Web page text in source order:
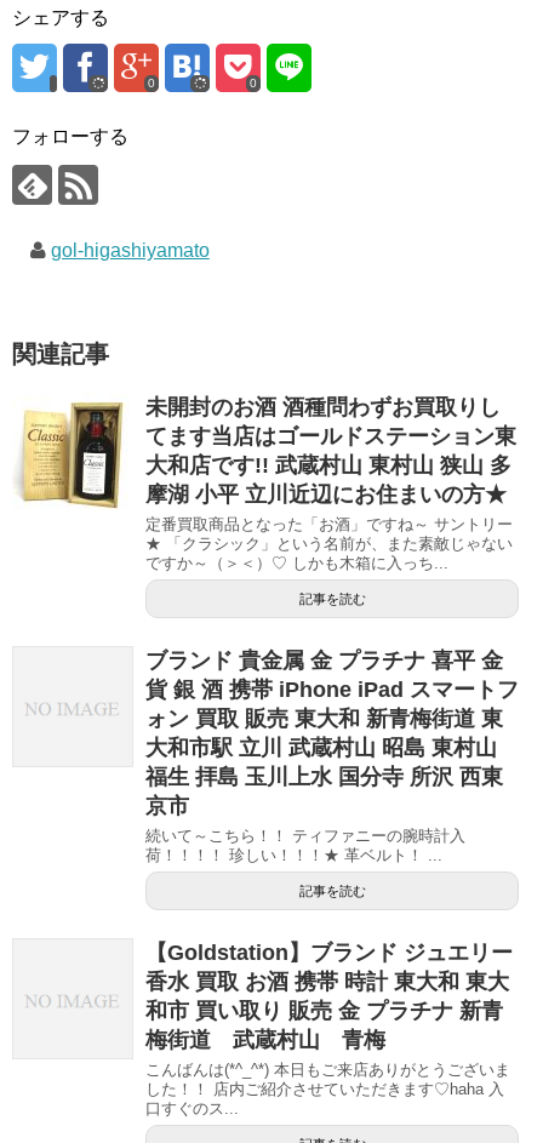
シェアする
0 0
フォローする
gol-higashiyamato
関連記事
未開封のお酒 酒種問わずお買取りし
てます当店はゴールドステーション東
大和店です!! 武蔵村山 東村山 狭山 多
摩湖 小平 立川近辺にお住まいの方★
定番買取商品となった「お酒」ですね～ サントリー
★ 「クラシック」という名前が、また素敵じゃない
ですか～（＞＜）♡ しかも木箱に入っち...
記事を読む
ブランド 貴金属 金 プラチナ 喜平 金
貨 銀 酒 携帯 iPhone iPad スマートフ
ォン 買取 販売 東大和 新青梅街道 東
大和市駅 立川 武蔵村山 昭島 東村山
福生 拝島 玉川上水 国分寺 所沢 西東
京市
続いて～こちら！！ ティファニーの腕時計入
荷！！！！ 珍しい！！！★ 革ベルト！ ...
記事を読む
【Goldstation】ブランド ジュエリー
香水 買取 お酒 携帯 時計 東大和 東大
和市 買い取り 販売 金 プラチナ 新青
梅街道 武蔵村山 青梅
こんばんは(*^_^*) 本日もご来店ありがとうございま
した！！ 店内ご紹介させていただきます♡haha 入
口すぐのス...